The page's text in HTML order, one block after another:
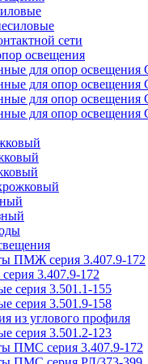
сети
освещения
для опор
для опор
для опор
для опор освещения
ПМЖ серия 3.407.9-172
3.407.9-172
серия 3.501.1-155
серия 3.501.9-158
из углового профиля
серия 3.501.2-123
ПМС серия 3.407.9-172